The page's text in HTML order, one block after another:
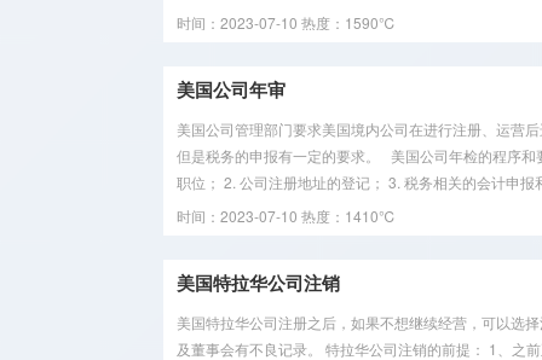
知识产权
时间：2023-07-10 热度：1590℃
美国公司年审
美国公司管理部门要求美国境内公司在进行注册、运营
但是税务的申报有一定的要求。 美国公司年检的程序
职位； 2. 公司注册地址的登记； 3. 税务相关的会计申报
时间：2023-07-10 热度：1410℃
美国特拉华公司注销
美国特拉华公司注册之后，如果不想继续经营，可以选
及董事会有不良记录。 特拉华公司注销的前提： 1、之